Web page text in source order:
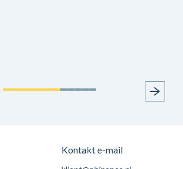
Kontakt e-mail